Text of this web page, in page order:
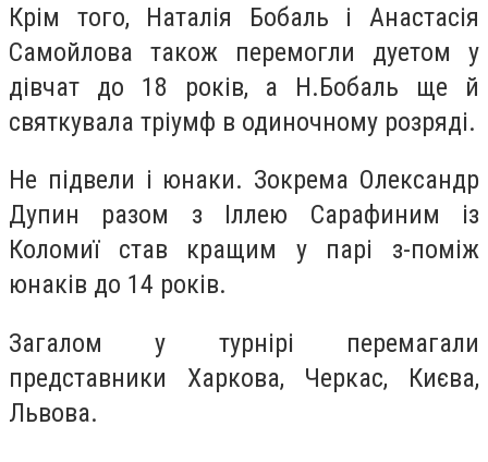
Крім того, Наталія Бобаль і Анастасія
Самойлова також перемогли дуетом у
дівчат до 18 років, а Н.Бобаль ще й
святкувала тріумф в одиночному розряді.
Не підвели і юнаки. Зокрема Олександр
Дупин разом з Іллею Сарафиним із
Коломиї став кращим у парі з-поміж
юнаків до 14 років.
Загалом у турнірі перемагали
представники Харкова, Черкас, Києва,
Львова.